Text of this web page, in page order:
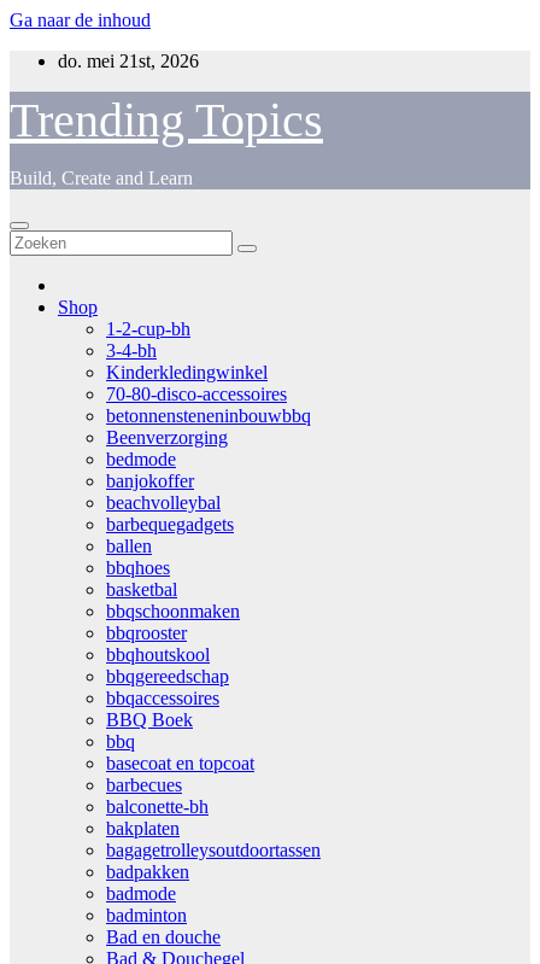
Ga naar de inhoud
do. mei 21st, 2026
Trending Topics
Build, Create and Learn
Shop
1-2-cup-bh
3-4-bh
Kinderkledingwinkel
70-80-disco-accessoires
betonnensteneninbouwbbq
Beenverzorging
bedmode
banjokoffer
beachvolleybal
barbequegadgets
ballen
bbqhoes
basketbal
bbqschoonmaken
bbqrooster
bbqhoutskool
bbqgereedschap
bbqaccessoires
BBQ Boek
bbq
basecoat en topcoat
barbecues
balconette-bh
bakplaten
bagagetrolleysoutdoortassen
badpakken
badmode
badminton
Bad en douche
Bad & Douchegel